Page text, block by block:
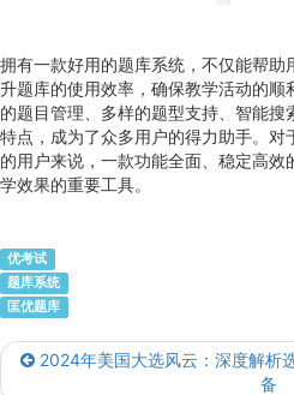
拥有一款好用的题库系统，不仅能帮
升题库的使用效率，确保教学活动的
的题目管理、多样的题型支持、智能
特点，成为了众多用户的得力助手。
的用户来说，一款功能全面、稳定高
学效果的重要工具。
优考试
题库系统
匡优题库
2024年美国大选风云：深度解析
备